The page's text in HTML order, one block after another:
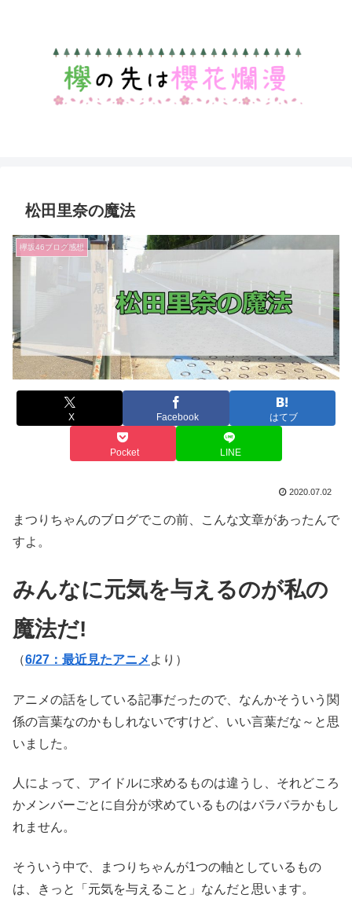
松田里奈の魔法
欅坂46ブログ感想
X Facebook はてブ
Pocket LINE
2020.07.02
まつりちゃんのブログでこの前、こんな文章があったんで
すよ。
みんなに元気を与えるのが私の
魔法だ!
（6/27：最近見たアニメ より）
アニメの話をしている記事だったので、なんかそういう関
係の言葉なのかもしれないですけど、いい言葉だな～と思
いました。
人によって、アイドルに求めるものは違うし、それどころ
かメンバーごとに自分が求めているものはバラバラかもし
れません。
そういう中で、まつりちゃんが1つの軸としているもの
は、きっと「元気を与えること」なんだと思います。